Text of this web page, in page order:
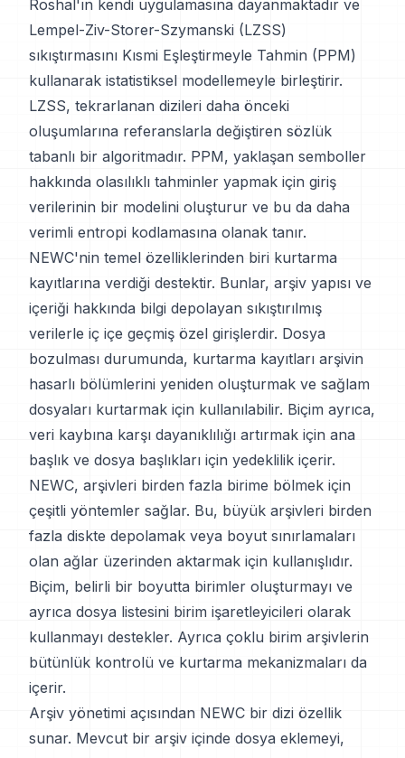
Roshal'ın kendi uygulamasına dayanmaktadır ve
Lempel-Ziv-Storer-Szymanski (LZSS)
sıkıştırmasını Kısmi Eşleştirmeyle Tahmin (PPM)
kullanarak istatistiksel modellemeyle birleştirir.
LZSS, tekrarlanan dizileri daha önceki
oluşumlarına referanslarla değiştiren sözlük
tabanlı bir algoritmadır. PPM, yaklaşan semboller
hakkında olasılıklı tahminler yapmak için giriş
verilerinin bir modelini oluşturur ve bu da daha
verimli entropi kodlamasına olanak tanır.
NEWC'nin temel özelliklerinden biri kurtarma
kayıtlarına verdiği destektir. Bunlar, arşiv yapısı ve
içeriği hakkında bilgi depolayan sıkıştırılmış
verilerle iç içe geçmiş özel girişlerdir. Dosya
bozulması durumunda, kurtarma kayıtları arşivin
hasarlı bölümlerini yeniden oluşturmak ve sağlam
dosyaları kurtarmak için kullanılabilir. Biçim ayrıca,
veri kaybına karşı dayanıklılığı artırmak için ana
başlık ve dosya başlıkları için yedeklilik içerir.
NEWC, arşivleri birden fazla birime bölmek için
çeşitli yöntemler sağlar. Bu, büyük arşivleri birden
fazla diskte depolamak veya boyut sınırlamaları
olan ağlar üzerinden aktarmak için kullanışlıdır.
Biçim, belirli bir boyutta birimler oluşturmayı ve
ayrıca dosya listesini birim işaretleyicileri olarak
kullanmayı destekler. Ayrıca çoklu birim arşivlerin
bütünlük kontrolü ve kurtarma mekanizmaları da
içerir.
Arşiv yönetimi açısından NEWC bir dizi özellik
sunar. Mevcut bir arşiv içinde dosya eklemeyi,